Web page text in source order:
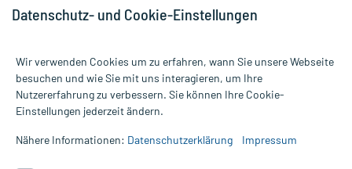
Alle Preise gelten inkl. MwSt., ggf. zzgl. Versandkosten
Informationen auf dieser Website werden ausschließlich für
die Untersuchung und Behandlung durch einen Arzt. Bitte
Datenschutz- und Cookie-Einstellungen
Wir verwenden Cookies um zu erfahren, wann Sie unsere Webseite
besuchen und wie Sie mit uns interagieren, um Ihre
Nutzererfahrung zu verbessern. Sie können Ihre Cookie-
Einstellungen jederzeit ändern.
Nähere Informationen: Datenschutzerklärung Impressum